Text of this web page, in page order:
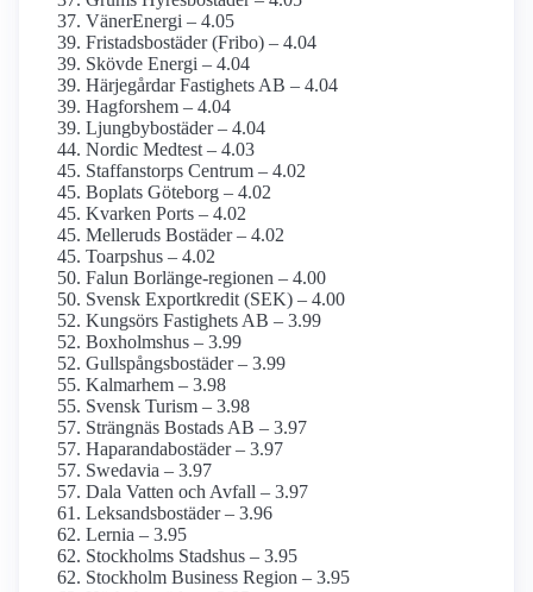
VänerEnergi – 4.05
Fristadsbostäder (Fribo) – 4.04
Skövde Energi – 4.04
Härjegårdar Fastighets AB – 4.04
Hagforshem – 4.04
Ljungbybostäder – 4.04
Nordic Medtest – 4.03
Staffanstorps Centrum – 4.02
Boplats Göteborg – 4.02
Kvarken Ports – 4.02
Melleruds Bostäder – 4.02
Toarpshus – 4.02
Falun Borlänge-regionen – 4.00
Svensk Exportkredit (SEK) – 4.00
Kungsörs Fastighets AB – 3.99
Boxholmshus – 3.99
Gullspångsbostäder – 3.99
Kalmarhem – 3.98
Svensk Turism – 3.98
Strängnäs Bostads AB – 3.97
Haparandabostäder – 3.97
Swedavia – 3.97
Dala Vatten och Avfall – 3.97
Leksandsbostäder – 3.96
Lernia – 3.95
Stockholms Stadshus – 3.95
Stockholm Business Region – 3.95